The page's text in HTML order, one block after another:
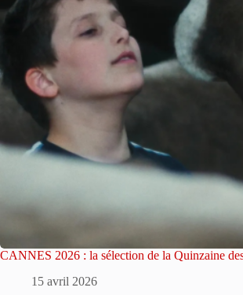
CANNES 2026 : la sélection de la Quinzaine
15 avril 2026